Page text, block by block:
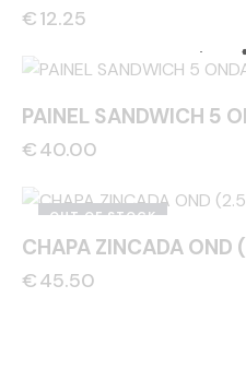
€12.25
PAINEL SANDWICH 5
€40.00
OUT OF STOCK
CHAPA ZINCADA
€45.50